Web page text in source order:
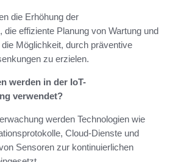
die Erhöhung der
die effiziente Planung von Wartung und
Möglichkeit, durch präventive
zu erzielen.
werden in der IoT-
verwendet?
werden Technologien wie
Cloud-Dienste und
Sensoren zur kontinuierlichen